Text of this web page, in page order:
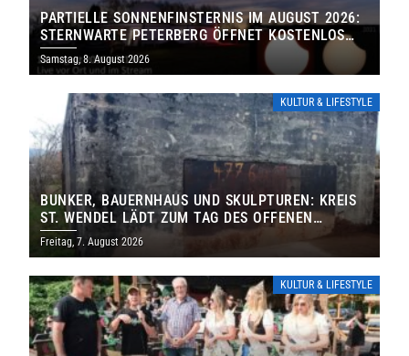
PARTIELLE SONNENFINSTERNIS IM AUGUST 2026:
STERNWARTE PETERBERG ÖFFNET KOSTENLOS
IHRE TORE
Samstag, 8. August 2026
KULTUR & LIFESTYLE
BUNKER, BAUERNHAUS UND SKULPTUREN: KREIS
ST. WENDEL LÄDT ZUM TAG DES OFFENEN
DENKMALS EIN
Freitag, 7. August 2026
KULTUR & LIFESTYLE